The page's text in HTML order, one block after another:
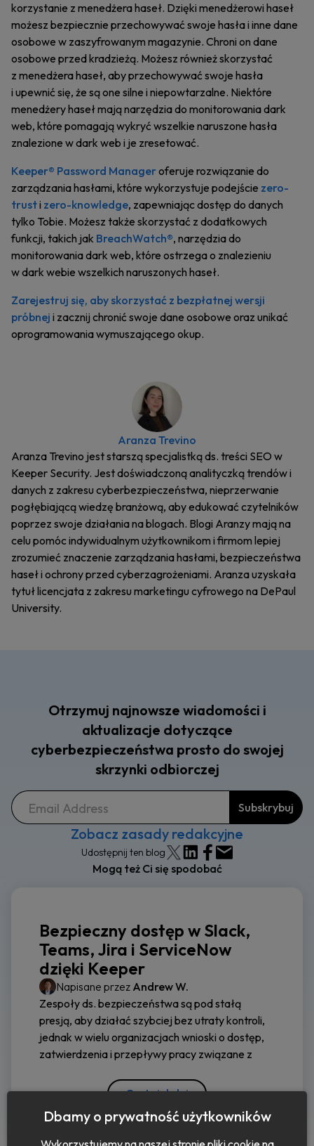
korzystanie z menedżera haseł. Dzięki menedżerowi haseł
możesz bezpiecznie przechowywać swoje hasła i inne dane
osobowe w zaszyfrowanym magazynie. Chroni on dane
osobowe przed kradzieżą. Możesz również skorzystać
z menedżera haseł, aby przechowywać swoje hasła
i upewnić się, że są one silne i niepowtarzalne. Niektóre
menedżery haseł mają narzędzia do monitorowania dark
web, które pomagają wykryć wszelkie naruszone hasła
znalezione w dark web i je zresetować.
Keeper® Password Manageroferuje rozwiązanie do
zarządzania hasłami, które wykorzystuje podejście zero-
trusti zero-knowledge, zapewniając dostęp do danych
tylko Tobie. Możesz także skorzystać z dodatkowych
funkcji, takich jak BreachWatch®, narzędzia do
monitorowania dark web, które ostrzega o znalezieniu
w dark webie wszelkich naruszonych haseł.
Zarejestruj się, aby skorzystać z bezpłatnej wersji
próbnej i zacznij chronić swoje dane osobowe oraz unikać
oprogramowania wymuszającego okup.
Aranza Trevino
Aranza Trevino jest starszą specjalistką ds. treści SEO w
Keeper Security. Jest doświadczoną analityczką trendów i
danych z zakresu cyberbezpieczeństwa, nieprzerwanie
pogłębiającą wiedzę branżową, aby edukować czytelników
poprzez swoje działania na blogach. Blogi Aranzy mają na
celu pomóc indywidualnym użytkownikom i firmom lepiej
zrozumieć znaczenie zarządzania hasłami, bezpieczeństwa
haseł i ochrony przed cyberzagrożeniami. Aranza uzyskała
tytuł licencjata z zakresu marketingu cyfrowego na DePaul
University.
Otrzymuj najnowsze wiadomości i
aktualizacje dotyczące
cyberbezpieczeństwa prosto do swojej
skrzynki odbiorczej
Zobacz zasady redakcyjne
Udostępnij ten blog
Mogą też Ci się spodobać
Bezpieczny dostęp w Slack,
Teams, Jira i ServiceNow
dzięki Keeper
Napisane przez Andrew W.
Zespoły ds. bezpieczeństwa są pod stałą
presją, aby działać szybciej bez utraty kontroli,
jednak w wielu organizacjach wnioski o dostęp,
zatwierdzenia i przepływy pracy związane z
Czytaj dalej
Dbamy o prywatność użytkowników